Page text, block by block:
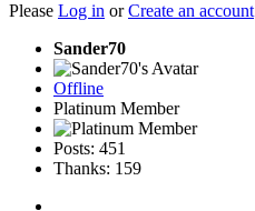
Please Log in orCreate an account
Sander70
Offline
Platinum Member
Posts: 451
Thanks: 159